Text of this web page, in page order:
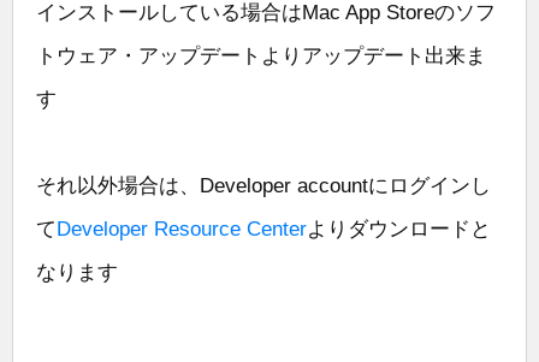
インストールしている場合はMac App Storeのソフ
トウェア・アップデートよりアップデート出来ま
す
それ以外場合は、Developer accountにログインし
て Developer Resource Centerよりダウンロードと
なります